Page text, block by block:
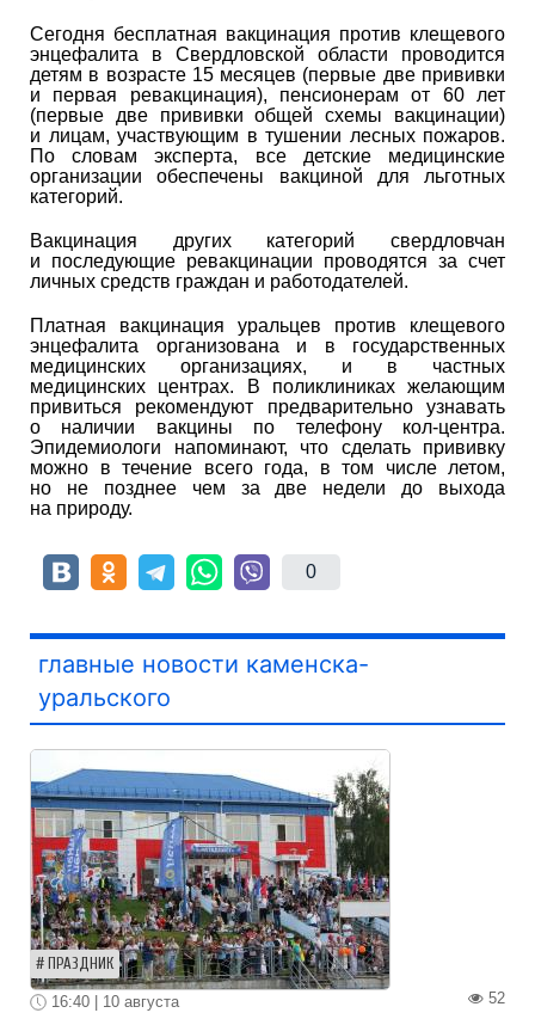
Сегодня бесплатная вакцинация против клещевого
энцефалита в Свердловской области проводится
детям в возрасте 15 месяцев (первые две прививки
и первая ревакцинация), пенсионерам от 60 лет
(первые две прививки общей схемы вакцинации)
и лицам, участвующим в тушении лесных пожаров.
По словам эксперта, все детские медицинские
организации обеспечены вакциной для льготных
категорий.
Вакцинация других категорий свердловчан
и последующие ревакцинации проводятся за счет
личных средств граждан и работодателей.
Платная вакцинация уральцев против клещевого
энцефалита организована и в государственных
медицинских организациях, и в частных
медицинских центрах. В поликлиниках желающим
привиться рекомендуют предварительно узнавать
о наличии вакцины по телефону кол-центра.
Эпидемиологи напоминают, что сделать прививку
можно в течение всего года, в том числе летом,
но не позднее чем за две недели до выхода
на природу.
0
главные новости каменска-
уральского
ПРАЗДНИК
52
16:40 | 10 августа